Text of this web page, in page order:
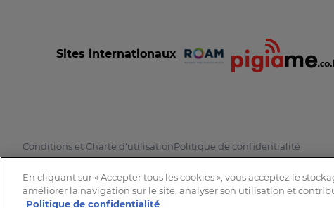
Sites internationaux
Conditions et Charte d'utilisationPolitique de confidentialité
En cliquant sur « Accepter tous les cookies », vous acceptez le
améliorer la navigation sur le site, analyser son utilisation et
Politique de confidentialité